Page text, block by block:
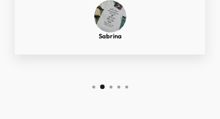
Sabrina